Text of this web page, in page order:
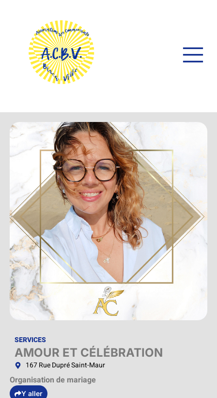
SERVICES
AMOUR ET CÉLÉBRATION
167 Rue Dupré Saint-Maur
Organisation de mariage
Y aller